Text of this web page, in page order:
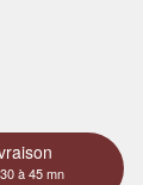
à 45 mn